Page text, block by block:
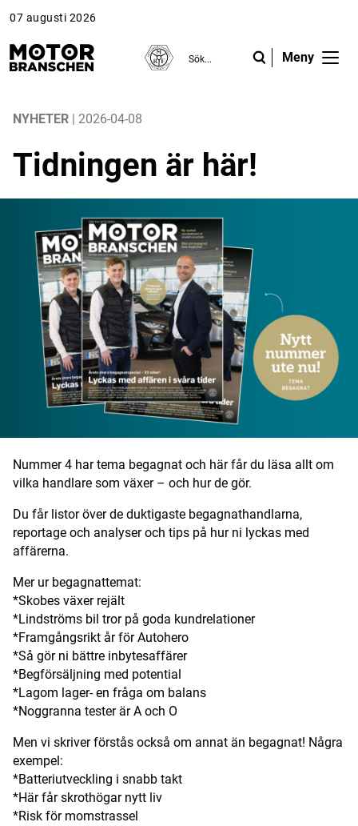
07 augusti 2026
Meny
Reportage
Folk & Företag
Fråga experterna
Platsbanken
Läs e-tidningen
Digital prenumeration
Annonsera
Om Motorbranschen
Kontakt
Nyhetsbrev
NYHETER | 2026-04-08
Tidningen är här!
Nummer 4 har tema begagnat och här får du läsa allt om
vilka handlare som växer – och hur de gör.
Du får listor över de duktigaste begagnathandlarna,
reportage och analyser och tips på hur ni lyckas med
affärerna.
Mer ur begagnattemat:
*Skobes växer rejält
*Lindströms bil tror på goda kundrelationer
*Framgångsrikt år för Autohero
*Så gör ni bättre inbytesaffärer
*Begförsäljning med potential
*Lagom lager- en fråga om balans
*Noggranna tester är A och O
Men vi skriver förstås också om annat än begagnat! Några
exempel:
*Batteriutveckling i snabb takt
*Här får skrothögar nytt liv
*Risk för momstrassel